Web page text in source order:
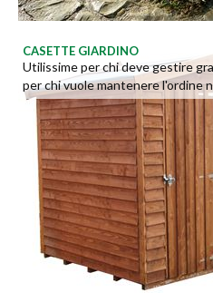
CASETTE GIARDINO
Utilissime per chi deve gestire
per chi vuole mantenere l'ordine